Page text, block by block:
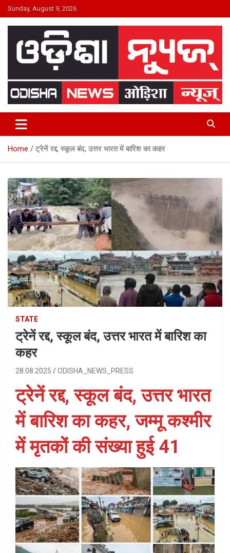
Skip
to
content
Sunday, August 9, 2026
ODISHA NEWS
Home ट्रेनें रद्द, स्कूल बंद, उत्तर भारत में बारिश का कहर
STATE
ट्रेनें रद्द, स्कूल बंद, उत्तर भारत में बारिश का
कहर
28.08.2025 ODISHA_NEWS_PRESS
ट्रेनें रद्द, स्कूल बंद, उत्तर भारत
में बारिश का कहर, जम्मू कश्मीर
में मृतकों की संख्या हुई 41